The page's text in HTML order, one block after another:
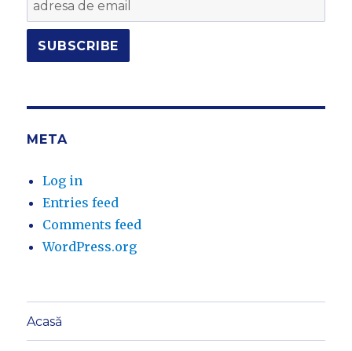
META
Log in
Entries feed
Comments feed
WordPress.org
Acasă